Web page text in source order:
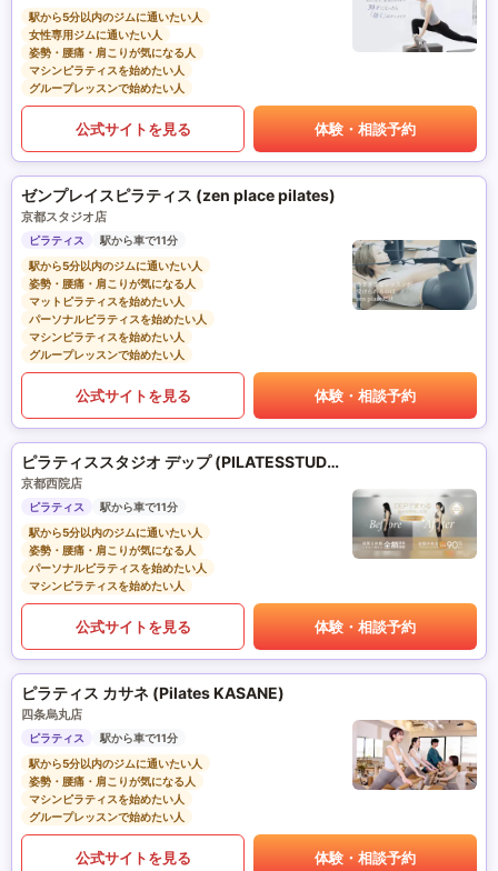
駅から5分以内のジムに通いたい人
女性専用ジムに通いたい人
姿勢・腰痛・肩こりが気になる人
マシンピラティスを始めたい人
グループレッスンで始めたい人
公式サイトを見る 体験・相談予約
ゼンプレイスピラティス (zen place pilates)
京都スタジオ店
ピラティス
駅から車で11分
駅から5分以内のジムに通いたい人
姿勢・腰痛・肩こりが気になる人
マットピラティスを始めたい人
パーソナルピラティスを始めたい人
マシンピラティスを始めたい人
グループレッスンで始めたい人
公式サイトを見る 体験・相談予約
ピラティススタジオ デップ (PILATESSTUDIO DEP)
京都西院店
ピラティス
駅から車で11分
駅から5分以内のジムに通いたい人
姿勢・腰痛・肩こりが気になる人
パーソナルピラティスを始めたい人
マシンピラティスを始めたい人
公式サイトを見る 体験・相談予約
ピラティス カサネ (Pilates KASANE)
四条烏丸店
ピラティス
駅から車で11分
駅から5分以内のジムに通いたい人
姿勢・腰痛・肩こりが気になる人
マシンピラティスを始めたい人
グループレッスンで始めたい人
公式サイトを見る 体験・相談予約